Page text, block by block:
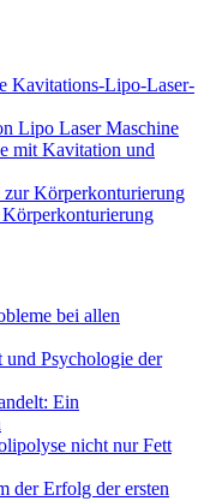
Kavitations-Lipo-Laser-
Lipo Laser Maschine
mit Kavitation und
Körperkonturierung
bei allen
und Psychologie der
Ein
nicht nur Fett
der Erfolg der ersten